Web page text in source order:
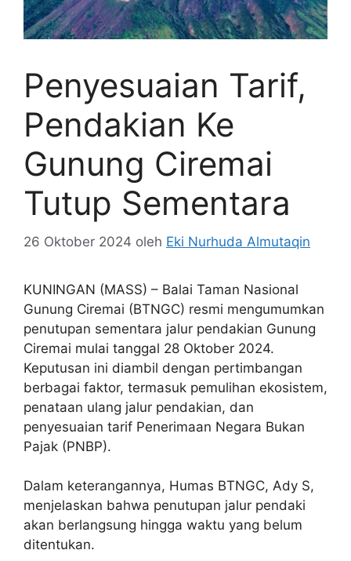
Penyesuaian Tarif,
Pendakian Ke
Gunung Ciremai
Tutup Sementara
26 Oktober 2024 oleh Eki Nurhuda Almutaqin
KUNINGAN (MASS) – Balai Taman Nasional
Gunung Ciremai (BTNGC) resmi mengumumkan
penutupan sementara jalur pendakian Gunung
Ciremai mulai tanggal 28 Oktober 2024.
Keputusan ini diambil dengan pertimbangan
berbagai faktor, termasuk pemulihan ekosistem,
penataan ulang jalur pendakian, dan
penyesuaian tarif Penerimaan Negara Bukan
Pajak (PNBP).
Dalam keterangannya, Humas BTNGC, Ady S,
menjelaskan bahwa penutupan jalur pendaki
akan berlangsung hingga waktu yang belum
ditentukan.